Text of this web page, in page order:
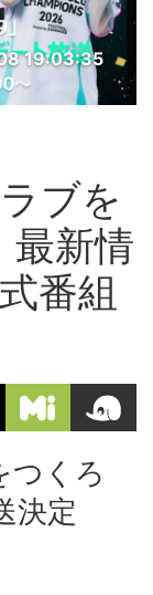
19:03:35
ブを
新情
番組
つくろ
決定